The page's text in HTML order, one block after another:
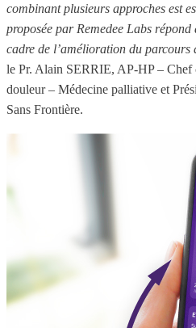
combinant plusieurs approches est
proposée par Remedee Labs
cadre de l’amélioration du parcours
le Pr. Alain SERRIE, AP-HP – Chef
douleur – Médecine palliative et
Sans Frontière.